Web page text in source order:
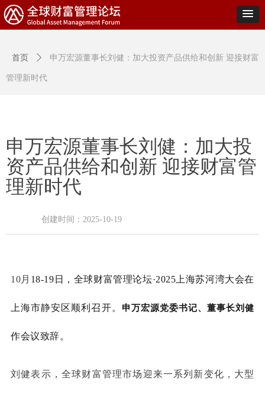
申万宏源董事长刘健：加大投
资产品供给和创新 迎接财富管
理新时代
10月 18-19日 ， 全球财富管理论坛·2025上海苏河湾大会在
上海市静安区顺利召开。 申万宏源党委书记、董事长刘健
作会议致辞。
刘健表示，全球财富管理市场迎来一系列新变化，大型
创建时间： 2025-10-19
首页 ꄲ 申万宏源董事长刘健：加大投资产品供给和创新 迎接财富
管理新时代